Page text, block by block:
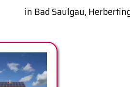
in Bad Saulgau,